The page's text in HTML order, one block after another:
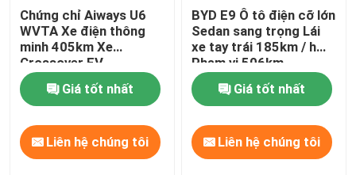
Chứng chỉ Aiways U6
WVTA Xe điện thông
minh 405km Xe
Crossover EV
Giá tốt nhất
Liên hệ chúng tôi
BYD E9 Ô tô điện cỡ lớn
Sedan sang trọng Lái
xe tay trái 185km / h
Phạm vi 506km
Giá tốt nhất
Liên hệ chúng tôi